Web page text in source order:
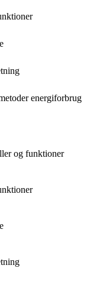
energiforbrug
og funktioner